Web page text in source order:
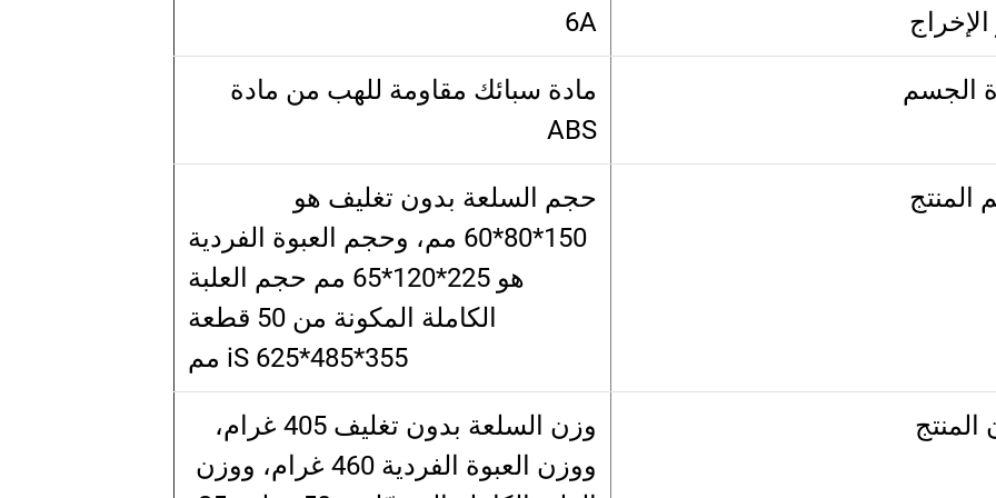
الإخراج 6A
الجسم
مادة سبائك مقاومة للهب من مادة
ABS
المنتج
حجم السلعة بدون تغليف هو
150*80*60 مم، وحجم العبوة الفردية
هو 225*120*65 مم
حجم العلبة
الكاملة المكونة من 50 قطعة
iS 625*485*355 مم
المنتج
وزن السلعة بدون تغليف 405 غرام،
ووزن العبوة الفردية 460 غرام، ووزن